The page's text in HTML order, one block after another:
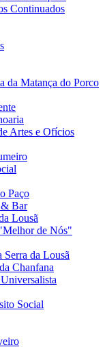
Continuados
da Matança do Porco
Artes e Ofícios
Paço
& Bar
Lousã
de Nós"
da Lousã
Chanfana
Social